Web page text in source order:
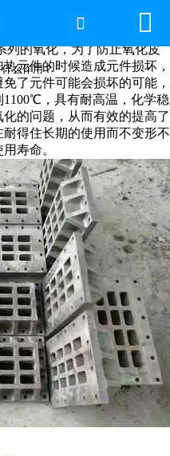
网站首页
2026年国际足联世界杯
产品中心
服务优势
新闻资讯
工程案例
厂容厂景
荣誉资质
联系我们
么作用？
 
用？
的氧化，为了防止氧化皮
元件的时候造成元件损坏，
了元件可能会损坏的可能，
，具有耐高温，化学稳
的问题，从而有效的提高了
得住长期的使用而不变形不
寿命。